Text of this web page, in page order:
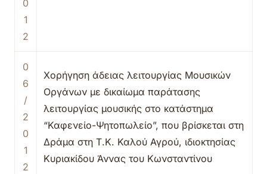
0
1
2
0
6
/
2
0
1
2
Χορήγηση άδειας λειτουργίας Μουσικών
Οργάνων με δικαίωμα παράτασης
λειτουργίας μουσικής στο κατάστημα
“Καφενείο-Ψητοπωλείο”, που βρίσκεται στη
Δράμα στη Τ.Κ. Καλού Αγρού, ιδιοκτησίας
Κυριακίδου Άννας του Κωνσταντίνου